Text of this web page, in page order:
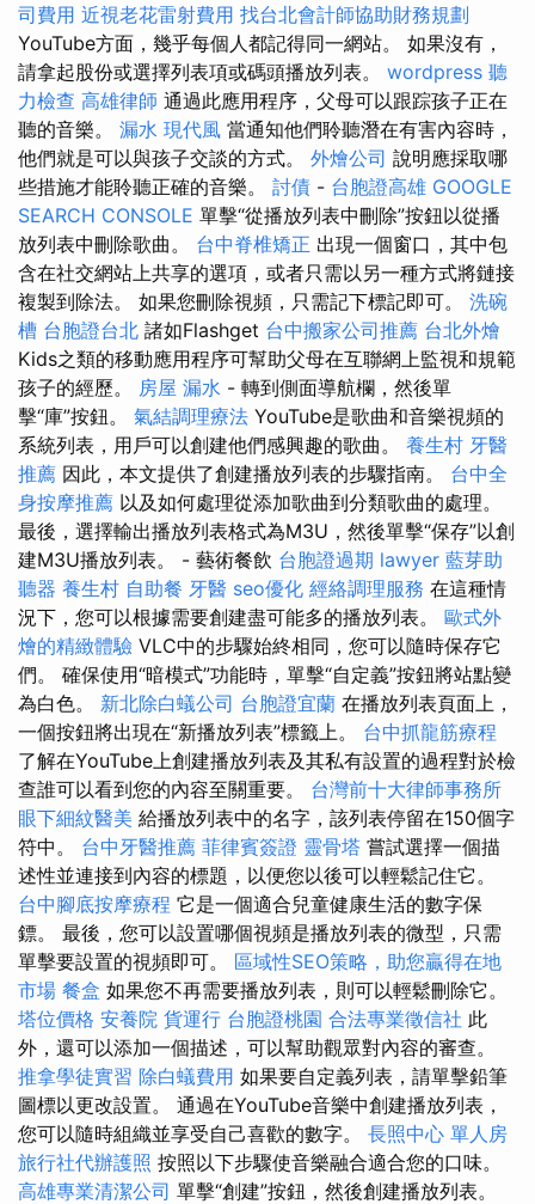
司費用 近視老花雷射費用 找台北會計師協助財務規劃
YouTube方面，幾乎每個人都記得同一網站。 如果沒有，
請拿起股份或選擇列表項或碼頭播放列表。 wordpress 聽
力檢查 高雄律師 通過此應用程序，父母可以跟踪孩子正在
聽的音樂。 漏水 現代風 當通知他們聆聽潛在有害內容時，
他們就是可以與孩子交談的方式。 外燴公司 說明應採取哪
些措施才能聆聽正確的音樂。 討債 - 台胞證高雄 GOOGLE
SEARCH CONSOLE 單擊“從播放列表中刪除”按鈕以從播
放列表中刪除歌曲。 台中脊椎矯正 出現一個窗口，其中包
含在社交網站上共享的選項，或者只需以另一種方式將鏈接
複製到除法。 如果您刪除視頻，只需記下標記即可。 洗碗
槽 台胞證台北 諸如Flashget 台中搬家公司推薦 台北外燴
Kids之類的移動應用程序可幫助父母在互聯網上監視和規範
孩子的經歷。 房屋 漏水 - 轉到側面導航欄，然後單
擊“庫”按鈕。 氣結調理療法 YouTube是歌曲和音樂視頻的
系統列表，用戶可以創建他們感興趣的歌曲。 養生村 牙醫
推薦 因此，本文提供了創建播放列表的步驟指南。 台中全
身按摩推薦 以及如何處理從添加歌曲到分類歌曲的處理。
最後，選擇輸出播放列表格式為M3U，然後單擊“保存”以創
建M3U播放列表。 - 藝術餐飲 台胞證過期 lawyer 藍芽助
聽器 養生村 自助餐 牙醫 seo優化 經絡調理服務 在這種情
況下，您可以根據需要創建盡可能多的播放列表。 歐式外
燴的精緻體驗 VLC中的步驟始終相同，您可以隨時保存它
們。 確保使用“暗模式”功能時，單擊“自定義”按鈕將站點變
為白色。 新北除白蟻公司 台胞證宜蘭 在播放列表頁面上，
一個按鈕將出現在“新播放列表”標籤上。 台中抓龍筋療程
了解在YouTube上創建播放列表及其私有設置的過程對於檢
查誰可以看到您的內容至關重要。 台灣前十大律師事務所
眼下細紋醫美 給播放列表中的名字，該列表停留在150個字
符中。 台中牙醫推薦 菲律賓簽證 靈骨塔 嘗試選擇一個描
述性並連接到內容的標題，以便您以後可以輕鬆記住它。
台中腳底按摩療程 它是一個適合兒童健康生活的數字保
鏢。 最後，您可以設置哪個視頻是播放列表的微型，只需
單擊要設置的視頻即可。 區域性SEO策略，助您贏得在地
市場 餐盒 如果您不再需要播放列表，則可以輕鬆刪除它。
塔位價格 安養院 貨運行 台胞證桃園 合法專業徵信社 此
外，還可以添加一個描述，可以幫助觀眾對內容的審查。
推拿學徒實習 除白蟻費用 如果要自定義列表，請單擊鉛筆
圖標以更改設置。 通過在YouTube音樂中創建播放列表，
您可以隨時組織並享受自己喜歡的數字。 長照中心 單人房
旅行社代辦護照 按照以下步驟使音樂融合適合您的口味。
高雄專業清潔公司 單擊“創建”按鈕，然後創建播放列表。